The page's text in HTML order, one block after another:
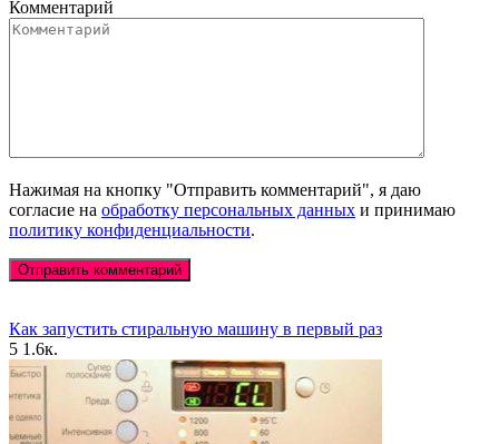
Комментарий
Нажимая на кнопку "Отправить комментарий", я даю
согласие на обработку персональных данных и принимаю
политику конфиденциальности.
Как запустить стиральную машину в первый раз
5 1.6к.